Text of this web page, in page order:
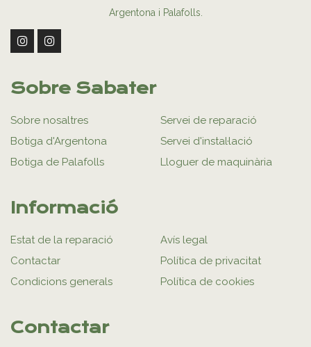
Argentona i Palafolls.
Sobre Sabater
Sobre nosaltres
Botiga d'Argentona
Botiga de Palafolls
Servei de reparació
Servei d'instal·lació
Lloguer de maquinària
Informació
Estat de la reparació
Contactar
Condicions generals
Avís legal
Política de privacitat
Política de cookies
Contactar